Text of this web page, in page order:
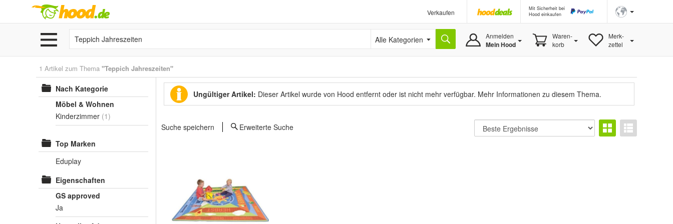
Verkaufen
Mit Sicherheit bei
Hood einkaufen
Alle Kategorien Anmelden
Mein Hood
Waren-
korb
Merk-
zettel
1 Artikel zum Thema "Teppich Jahreszeiten"
Nach Kategorie
Möbel & Wohnen
Kinderzimmer (1)
Top Marken
Eduplay
Eigenschaften
GS approved
Ja
Ungültiger Artikel: Dieser Artikel wurde von Hood entfernt oder ist nicht mehr verfügbar. Mehr Informationen zu diesem Thema.
Suche speichern Erweiterte Suche